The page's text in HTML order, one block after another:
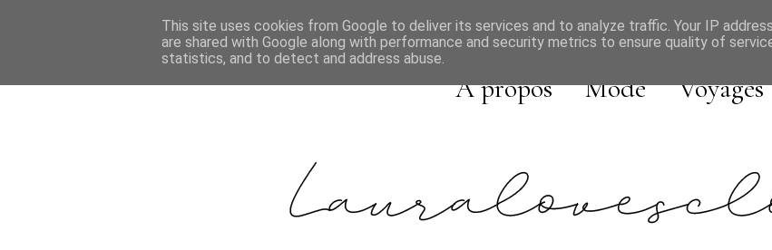
A propos Mode Voyages
This site uses cookies from Google to deliver its services and to analyze traffic. Your IP
are shared with Google along with performance and security metrics to ensure quality of
statistics, and to detect and address abuse.